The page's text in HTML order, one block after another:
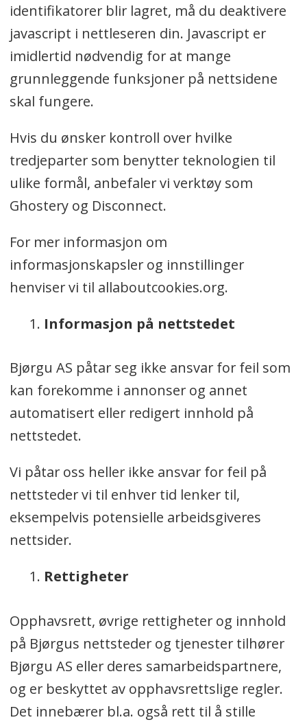
identifikatorer blir lagret, må du deaktivere
javascript i nettleseren din. Javascript er
imidlertid nødvendig for at mange
grunnleggende funksjoner på nettsidene
skal fungere.
Hvis du ønsker kontroll over hvilke
tredjeparter som benytter teknologien til
ulike formål, anbefaler vi verktøy som
Ghostery og Disconnect.
For mer informasjon om
informasjonskapsler og innstillinger
henviser vi til allaboutcookies.org.
Informasjon på nettstedet
Bjørgu AS påtar seg ikke ansvar for feil som
kan forekomme i annonser og annet
automatisert eller redigert innhold på
nettstedet.
Vi påtar oss heller ikke ansvar for feil på
nettsteder vi til enhver tid lenker til,
eksempelvis potensielle arbeidsgiveres
nettsider.
Rettigheter
Opphavsrett, øvrige rettigheter og innhold
på Bjørgus nettsteder og tjenester tilhører
Bjørgu AS eller deres samarbeidspartnere,
og er beskyttet av opphavsrettslige regler.
Det innebærer bl.a. også rett til å stille